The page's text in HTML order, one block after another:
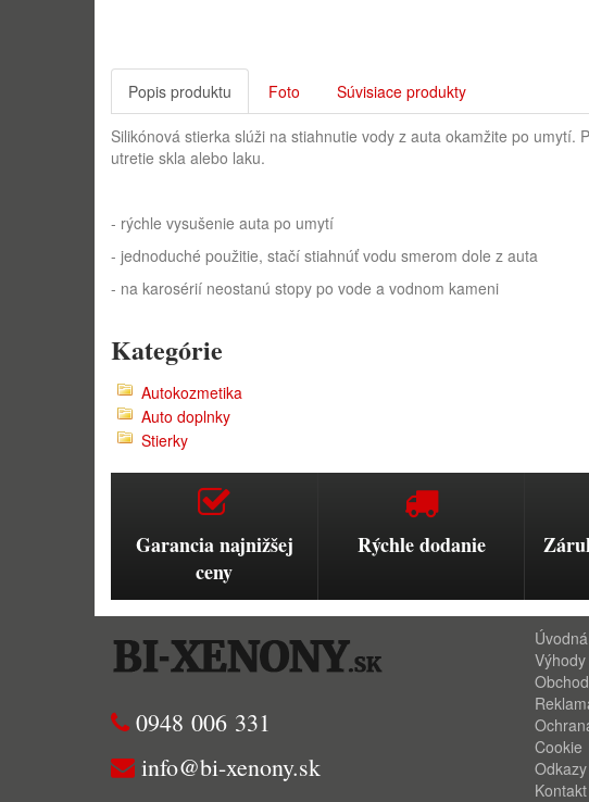
Popis produktu Foto Súvisiace produkty
Silikónová stierka slúži na stiahnutie vody z auta okamžite po umytí.
utretie skla alebo laku.
- rýchle vysušenie auta po umytí
- jednoduché použitie, stačí stiahnúť vodu smerom dole z auta
- na karosérií neostanú stopy po vode a vodnom kameni
Kategórie
Autokozmetika
Auto doplnky
Stierky
Garancia najnižšej
ceny
Rýchle dodanie
0948 006 331
info@bi-xenony.sk
Cookie
Odkazy
Kontakt